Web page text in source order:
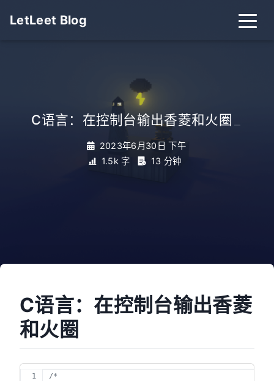
LetLeet Blog
C语言：在控制台输出香菱和火圈
2023年6月30日 下午
1.5k 字
13 分钟
C语言：在控制台输出香菱
和火圈
/*